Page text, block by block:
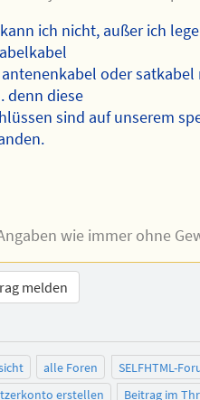
ich nicht, außer ich
oder
denn diese
sind auf unserem
wie immer ohne
melden
alle Foren
SELFHTML-
erstellen
Beitrag im